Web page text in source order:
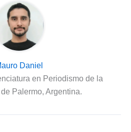
Daniel
en Periodismo de la
Palermo, Argentina.